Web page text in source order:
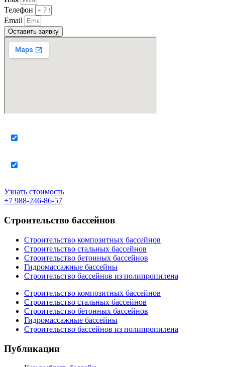
Телефон
Email
Оставить заявку
Узнать стоимость
+7 988-246-86-57
Строительство бассейнов
Строительство композитных бассейнов
Строительство стальных бассейнов
Строительство бетонных бассейнов
Гидромассажные бассейны
Строительство бассейнов из полипропилена
Строительство композитных бассейнов
Строительство стальных бассейнов
Строительство бетонных бассейнов
Гидромассажные бассейны
Строительство бассейнов из полипропилена
Публикации